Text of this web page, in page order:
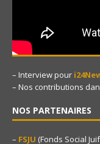
– Interview pour
– Nos contributions
NOS PARTENAIRES
– FSJU (Fonds Social